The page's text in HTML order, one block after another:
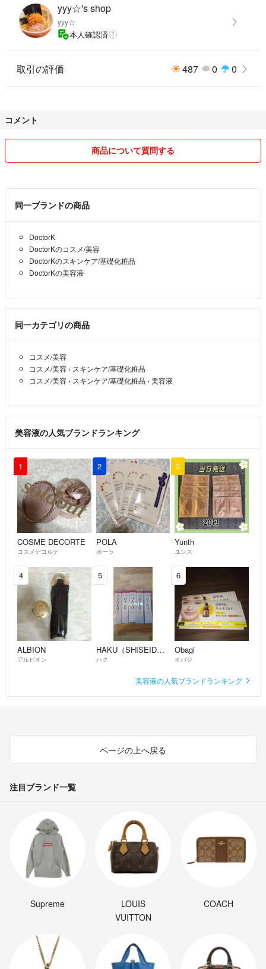
yyy☆'s shop
yyy☆
本人確認済
取引の評価 487 0 0
コメント
商品について質問する
同一ブランドの商品
DoctorK
DoctorKのコスメ/美容
DoctorKのスキンケア/基礎化粧品
DoctorKの美容液
同一カテゴリの商品
コスメ/美容
コスメ/美容 › スキンケア/基礎化粧品
コスメ/美容 › スキンケア/基礎化粧品 › 美容液
美容液の人気ブランドランキング
1
COSME DECORTE
コスメデコルテ
2
POLA
ポーラ
3
Yunth
ユンス
4
ALBION
アルビオン
5
HAKU（SHISEIDO）
ハク
6
Obagi
オバジ
美容液の人気ブランドランキング
ページの上へ戻る
注目ブランド一覧
Supreme
LOUIS
VUITTON
COACH